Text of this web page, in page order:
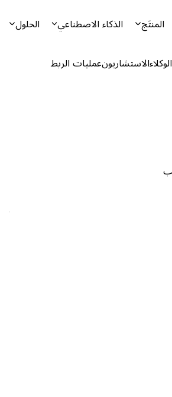
المنتَج الذكاء الاصطناعي الحلول
الوكلاءالاستشاريونعمليات الربط